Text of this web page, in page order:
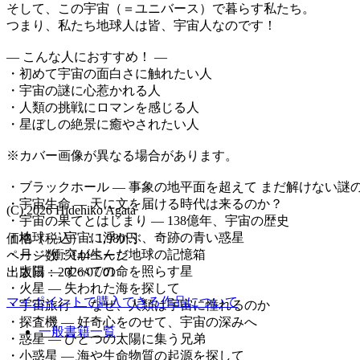
そして、この宇宙（＝ユニバース）で暮らす私たち。
つまり、私たち地球人は皆、宇宙人なのです！
― こんな人におすすめ！ ―
・初めて宇宙の面白さに触れたい人
・宇宙の謎に心惹かれる人
・人類の挑戦にロマンを感じる人
・星ぼしの絶景に癒やされたい人
※カバー画像が異なる場合があります。
・ブラックホール ― 事象の地平面を超えて まだ解けない謎
・宇宙生命 ― 天に文を届ける時代は来るのか？
・宇宙の果てとはじまり ― 138億年、宇宙の歴史
・地球 ― 宇宙に浮かぶ、奇跡の青い惑星
・月 ― 衝突が生んだ地球の記憶箱
・太陽 ― すべての命を照らす星
・火星 ― 失われた海を探して
・宇宙旅行 ― なぜ、人類は宇宙に憧れるのか
・探査機 ― 好奇心をのせて、宇宙の深みへ
・惑星 ― ひとつの太陽に集う兄弟
・小惑星 ― 海や生命物質の起源を探して
(C) 2026 Hidehiko Agata
価格（税込）：1,980円
ページ数：144ページ
出版日：2026/07/01
マイポイントで購入できる作品について
一般書籍一覧